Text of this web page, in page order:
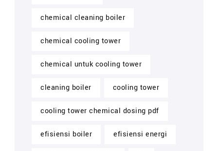
chemical cleaning boiler
chemical cooling tower
chemical untuk cooling tower
cleaning boiler cooling tower
cooling tower chemical dosing pdf
efisiensi boiler efisiensi energi